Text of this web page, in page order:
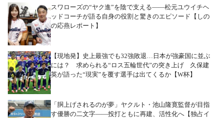
スワローズの“ヤク進”を陰で支える――松元ユウイチヘ
ッドコーチが語る自身の役割と驚きのエピソード【しの
の応燕レポート】
【現地発】史上最強でも32強敗退…日本が強豪国に並ぶ
には？ 求められる“ロス五輪世代”の突き上げ 久保建
英が語った“現実”を覆す選手は出てくるか【W杯】
「胴上げされるのが夢」ヤクルト・池山隆寛監督が目指
す優勝の二文字――投打ともに再建、活性化へ【独占イ